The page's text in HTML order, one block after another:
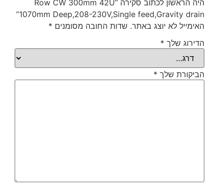
היה הראשון לכתוב סקירה “Row CW 300mm 42U
1070mm Deep,208-230V,Single feed,Gravity drain”
האימייל לא יוצג באתר. שדות החובה מסומנים *
הדירוג שלך *
הביקורת שלך *